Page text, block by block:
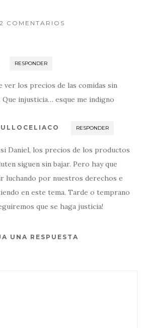
2 COMENTARIOS
RESPONDER
ver los precios de las comidas sin
Que injusticia… esque me indigno
RESPONDER
si Daniel, los precios de los productos
siguen sin bajar. Pero hay que
luchando por nuestros derechos e
en este tema. Tarde o temprano
que se haga justicia!
UNA RESPUESTA